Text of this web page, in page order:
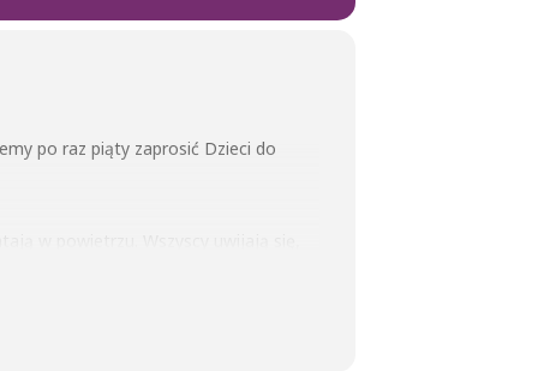
po raz piąty zaprosić Dzieci do
robią zabawki, pakują prezenty,
na ustach od razu staje się
na koncert do Filharmonii ! Elfy znają